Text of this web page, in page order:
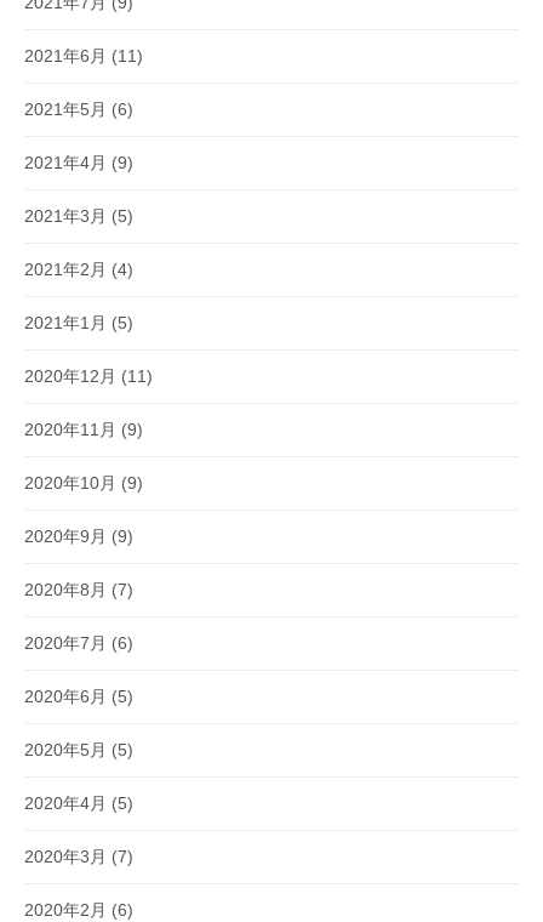
2021年6月 (11)
2021年5月 (6)
2021年4月 (9)
2021年3月 (5)
2021年2月 (4)
2021年1月 (5)
2020年12月 (11)
2020年11月 (9)
2020年10月 (9)
2020年9月 (9)
2020年8月 (7)
2020年7月 (6)
2020年6月 (5)
2020年5月 (5)
2020年4月 (5)
2020年3月 (7)
2020年2月 (6)